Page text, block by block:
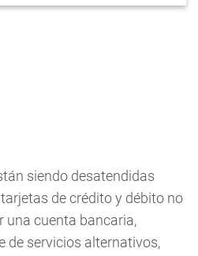
siendo desatendidas
de crédito y débito no
una cuenta bancaria,
de servicios alternativos,